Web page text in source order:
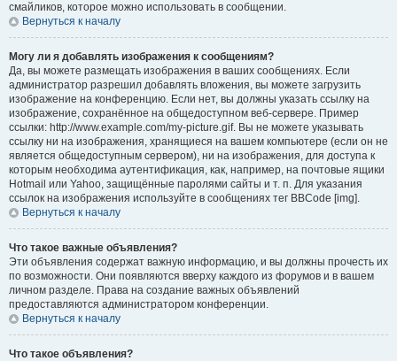
смайликов, которое можно использовать в сообщении.
Вернуться к началу
Могу ли я добавлять изображения к сообщениям?
Да, вы можете размещать изображения в ваших сообщениях. Если
администратор разрешил добавлять вложения, вы можете загрузить
изображение на конференцию. Если нет, вы должны указать ссылку на
изображение, сохранённое на общедоступном веб-сервере. Пример
ссылки: http://www.example.com/my-picture.gif. Вы не можете указывать
ссылку ни на изображения, хранящиеся на вашем компьютере (если он не
является общедоступным сервером), ни на изображения, для доступа к
которым необходима аутентификация, как, например, на почтовые ящики
Hotmail или Yahoo, защищённые паролями сайты и т. п. Для указания
ссылок на изображения используйте в сообщениях тег BBCode [img].
Вернуться к началу
Что такое важные объявления?
Эти объявления содержат важную информацию, и вы должны прочесть их
по возможности. Они появляются вверху каждого из форумов и в вашем
личном разделе. Права на создание важных объявлений
предоставляются администратором конференции.
Вернуться к началу
Что такое объявления?